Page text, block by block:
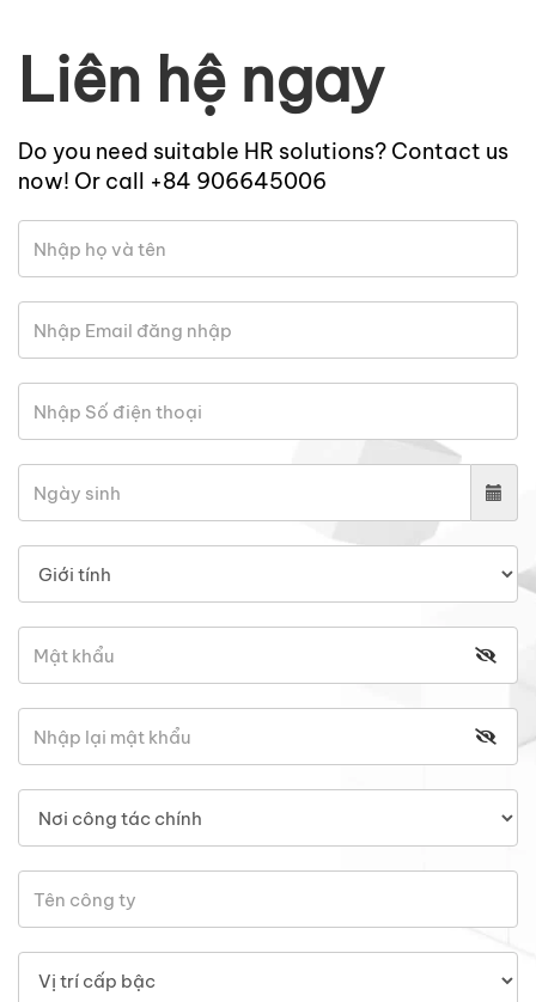
Liên hệ ngay
Do you need suitable HR solutions? Contact us
now! Or call +84 906645006